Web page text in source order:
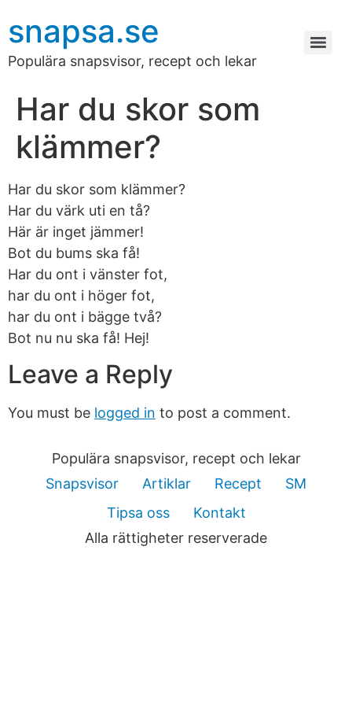
snapsa.se
Populära snapsvisor, recept och lekar
Har du skor som
klämmer?
Har du skor som klämmer?
Har du värk uti en tå?
Här är inget jämmer!
Bot du bums ska få!
Har du ont i vänster fot,
har du ont i höger fot,
har du ont i bägge två?
Bot nu nu ska få! Hej!
Leave a Reply
You must be logged in to post a comment.
Populära snapsvisor, recept och lekar
Snapsvisor
Artiklar Recept
SM
Tipsa oss
Kontakt
Alla rättigheter reserverade